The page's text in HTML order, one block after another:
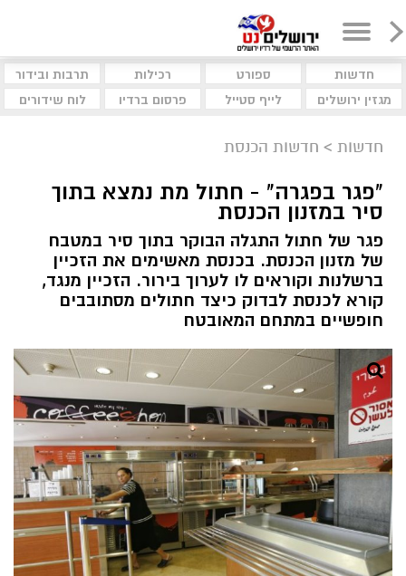
חדשות ספורט רכילות
תרבות ובידור
מגזין ירושלים
לייף סטייל פרסום ברדיו לוח שידורים
חדשות > חדשות הכנסת
"פגר בפגרה" - חתול מת נמצא בתוך
סיר במזנון הכנסת
פגר של חתול התגלה הבוקר בתוך סיר במטבח
של מזנון הכנסת. בכנסת מאשימים את הזכיין
ברשלנות וקוראים לו לערוך בירור. הזכיין מנגד,
קורא לכנסת לבדוק כיצד חתולים מסתובבים
חופשיים במתחם המאובטח